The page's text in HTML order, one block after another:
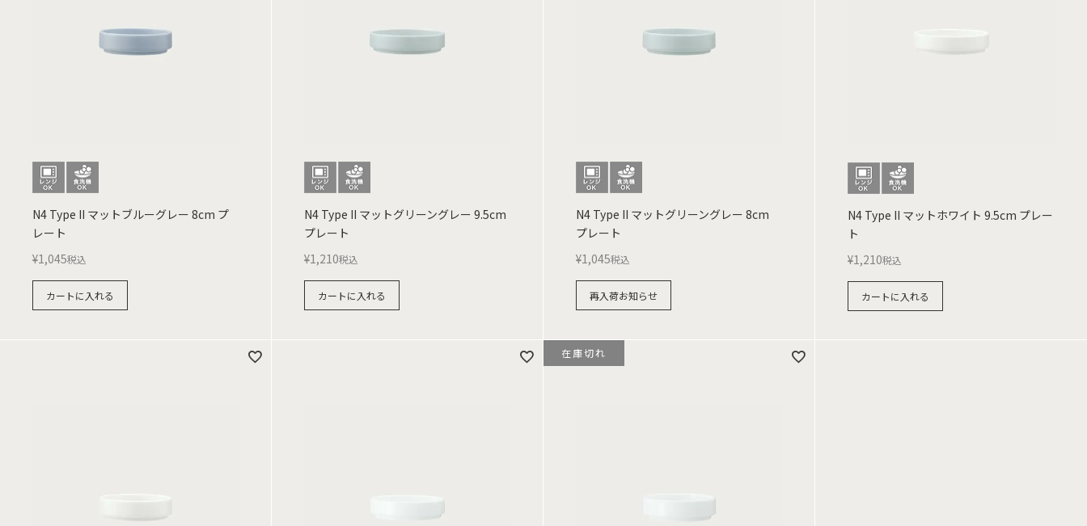
N4 Type II マットブルーグレー 8cm プ
レート
¥1,045税込
カートに入れる
N4 Type II マットグリーングレー 9.5cm
プレート
¥1,210税込
カートに入れる
N4 Type II マットグリーングレー 8cm
プレート
¥1,045税込
再入荷お知らせ
N4 Type II マットホワイト 9.5cm プレー
ト
¥1,210税込
カートに入れる
在庫切れ